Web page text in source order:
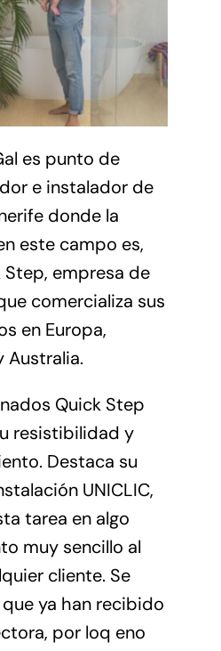
es punto de
e instalador de
donde la
este campo es,
Step, empresa de
comercializa sus
en Europa,
Australia.
Quick Step
resistibilidad y
Destaca su
UNICLIC,
tarea en algo
muy sencillo al
cliente. Se
ya han recibido
por loq eno